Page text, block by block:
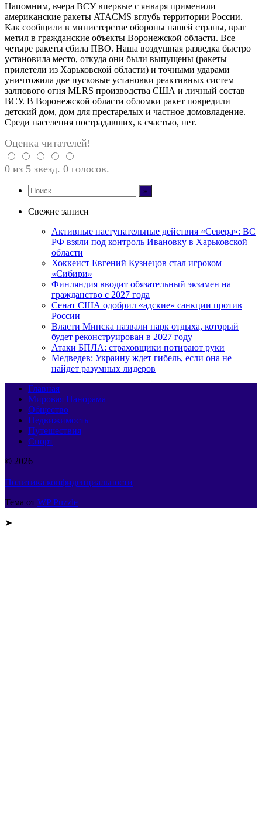
Напомним, вчера ВСУ впервые с января применили
американские ракеты ATACMS вглубь территории России.
Как сообщили в министерстве обороны нашей страны, враг
метил в гражданские объекты Воронежской области. Все
четыре ракеты сбила ПВО. Наша воздушная разведка быстро
установила место, откуда они были выпущены (ракеты
прилетели из Харьковской области) и точными ударами
уничтожила две пусковые установки реактивных систем
залпового огня MLRS производства США и личный состав
ВСУ. В Воронежской области обломки ракет повредили
детский дом, дом для престарелых и частное домовладение.
Среди населения пострадавших, к счастью, нет.
Оценка читателей!
0 из 5 звезд. 0 голосов.
Свежие записи
Активные наступательные действия «Севера»: ВС
РФ взяли под контроль Ивановку в Харьковской
области
Хоккеист Евгений Кузнецов стал игроком
«Сибири»
Финляндия вводит обязательный экзамен на
гражданство с 2027 года
Сенат США одобрил «адские» санкции против
России
Власти Минска назвали парк отдыха, который
будет реконструирован в 2027 году
Атаки БПЛА: страховщики потирают руки
Медведев: Украину ждет гибель, если она не
найдет разумных лидеров
Главная
Мировая Панорама
Общество
Недвижимость
Путешествия
Спорт
© 2026
Политика конфиденциальности
Тема от WP Puzzle
➤